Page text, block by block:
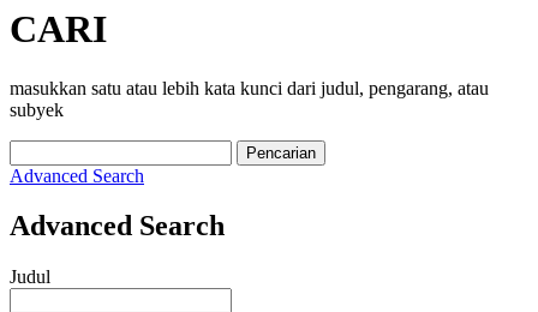
CARI
masukkan satu atau lebih kata kunci dari judul, pengarang, atau
subyek
Pencarian
Advanced Search
Advanced Search
Judul